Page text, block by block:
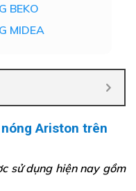
BEKO
MIDEA
Ariston trên
sử dụng hiện nay gồm